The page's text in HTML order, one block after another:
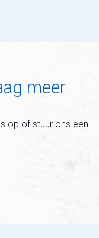
meer
op of stuur ons een